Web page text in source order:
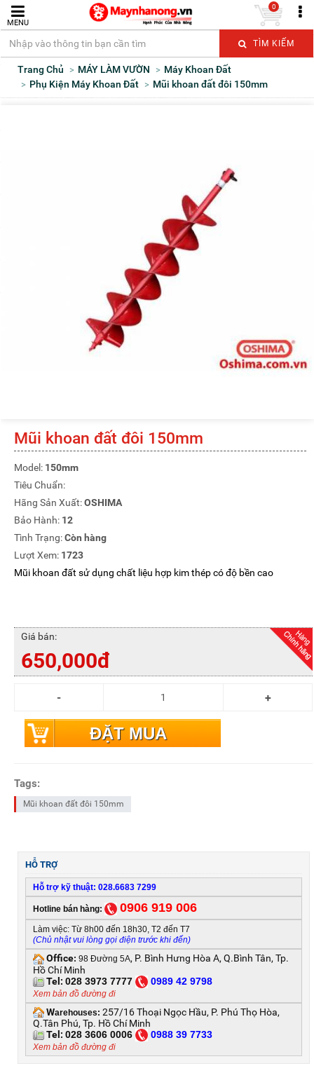
MENU
TÌM KIẾM
0
Trang Chủ MÁY LÀM VƯỜN
Máy Khoan Đất
Phụ Kiện Máy Khoan Đất
Mũi khoan đất đôi 150mm
Mũi khoan đất đôi 150mm
Model: 150mm
Tiêu Chuẩn:
Hãng Sản Xuất:OSHIMA
Bảo Hành: 12
Tình Trạng:Còn hàng
Lượt Xem: 1723
Mũi khoan đất sử dụng chất liệu hợp kim thép có độ bền cao
Giá bán:
650,000đ
ĐẶT MUA
Tags:
Mũi khoan đất đôi 150mm
HỖ TRỢ
Hỗ trợ kỹ thuật: 028.6683 7299
Hotline bán hàng: 0906 919 006
Làm việc: Từ 8h00 đến 18h30, T2 đến T7
(Chủ nhật vui lòng gọi điện trước khi đến)
Office: 98 Đường 5A, P. Bình Hưng Hòa A, Q.Bình Tân, Tp.
Hồ Chí Minh
Tel: 028 3973 7777 0989 42 9798
Xem bản đồ đường đi
Warehouses: 257/16 Thoại Ngọc Hầu, P. Phú Thọ Hòa,
Q.Tân Phú, Tp. Hồ Chí Minh
Tel: 028 3606 0006 0988 39 7733
Xem bản đồ đường đi